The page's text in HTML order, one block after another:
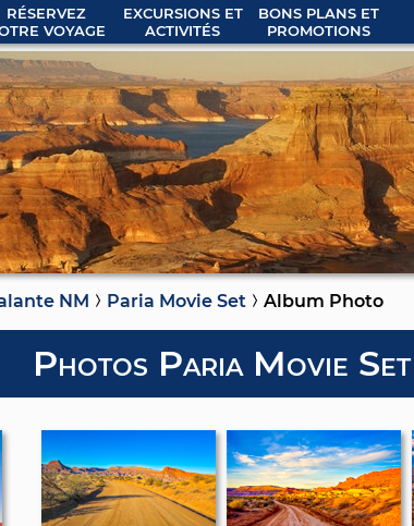
RÉSERVEZ
VOYAGE
EXCURSIONS ET
ACTIVITÉS
BONS PLANS ET
PROMOTIONS
NM Paria Movie Set Album Photo
Photos Paria Movie Set